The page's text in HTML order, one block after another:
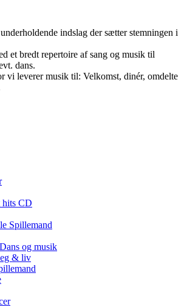
indslag der sætter stemningen i
et bredt repertoire af sang og musik til
dans.
vi leverer musik til: Velkomst, dinér, omdelte
hits CD
Spillemand
og musik
& liv